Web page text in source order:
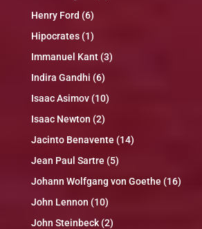
Henry Ford (6)
Hipocrates(1)
Immanuel Kant(3)
Indira Gandhi (6)
Isaac Asimov(10)
Isaac Newton (2)
Jacinto Benavente (14)
Jean Paul Sartre (5)
Johann Wolfgang von Goethe (16)
John Lennon (10)
John Steinbeck(2)